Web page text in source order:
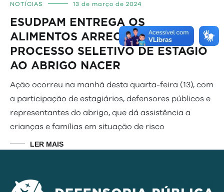
NOTÍCIAS 13 de março de 2024
ESUDPAM ENTREGA OS
ALIMENTOS ARRECADADOS NO
PROCESSO SELETIVO DE ESTÁGIO
AO ABRIGO NACER
Ação ocorreu na manhã desta quarta-feira (13), com
a participação de estagiários, defensores públicos e
representantes do abrigo, que dá assistência a
crianças e famílias em situação de risco
LER MAIS